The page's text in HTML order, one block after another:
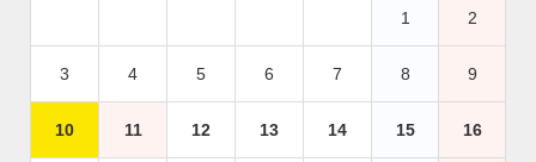
1 2
3 4 5 6 7 8 9
10 11 12 13 14 15 16